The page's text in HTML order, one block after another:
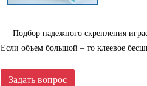
Подбор надежного скрепления
Если объем большой – то клеевое
Задать вопрос